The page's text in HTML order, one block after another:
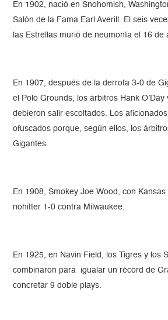
En 1902, nació en Snohomish,
Salón de la Fama Earl Averill. El seis
las Estrellas murió de neumonía el 16 de
En 1907, después de la derrota 3-0 de
el Polo Grounds, los árbitros Hank O’Day
debieron salir escoltados. Los
ofuscados porque, según ellos, los
Gigantes.
En 1908, Smokey Joe Wood, con
nohitter 1-0 contra Milwaukee.
En 1925, en Navin Field, los Tigres y los
combinaron para igualar un récord de
concretar 9 doble plays.